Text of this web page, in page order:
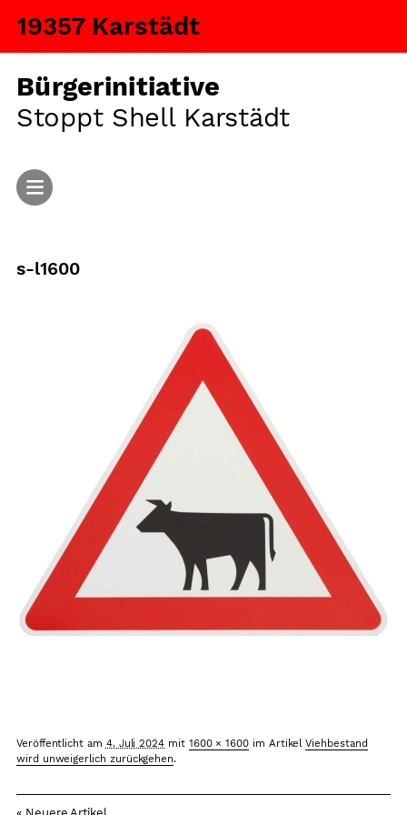
Bürgerinitiative
Stoppt Shell Karstädt
Fragen und Antworten
Ansiedlung von Tiermastanlagen
Arbeitsplätze
Sicherheit
Grundkonsens
Kontakt
s-l1600
Veröffentlicht am 4. Juli 2024 mit 1600 × 1600 im ArtikelViehbestand
wird unweigerlich zurückgehen.
19357 Karstädt